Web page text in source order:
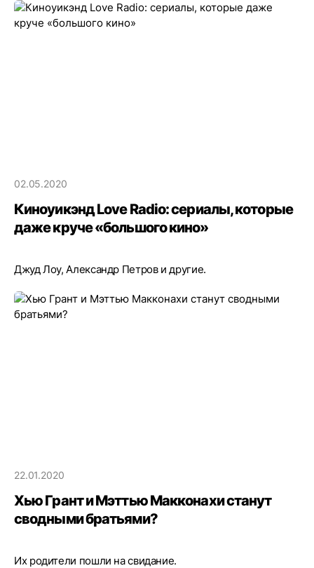
02.05.2020
Киноуикэнд Love Radio: сериалы, которые
даже круче «большого кино»
Джуд Лоу, Александр Петров и другие.
22.01.2020
Хью Грант и Мэттью Макконахи станут
сводными братьями?
Их родители пошли на свидание.